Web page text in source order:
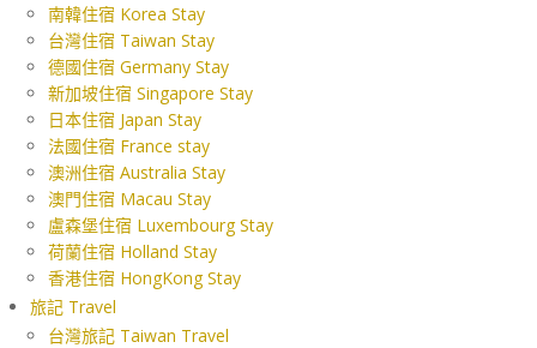
南韓住宿 Korea Stay
台灣住宿 Taiwan Stay
德國住宿 Germany Stay
新加坡住宿 Singapore Stay
日本住宿 Japan Stay
法國住宿 France stay
澳洲住宿 Australia Stay
澳門住宿 Macau Stay
盧森堡住宿 Luxembourg Stay
荷蘭住宿 Holland Stay
香港住宿 HongKong Stay
旅記 Travel
台灣旅記 Taiwan Travel